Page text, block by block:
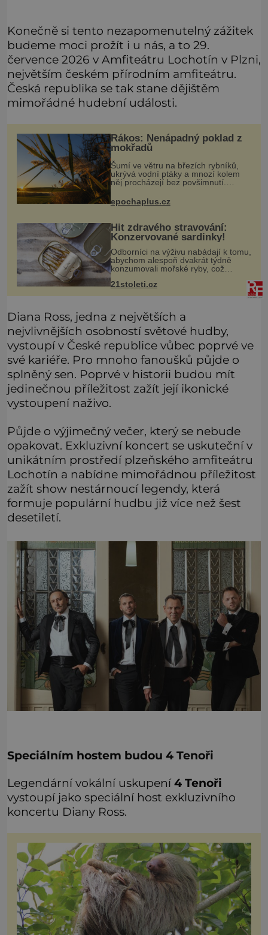
Konečně si tento nezapomenutelný zážitek
budeme moci prožít i u nás, a to 29.
července 2026 v Amfiteátru Lochotín v Plzni,
největším českém přírodním amfiteátru.
Česká republika se tak stane dějištěm
mimořádné hudební události.
Rákos: Nenápadný poklad z
mokřadů
Šumí ve větru na březích rybníků,
ukrývá vodní ptáky a mnozí kolem
něj procházejí bez povšimnutí.
Přesto právě rákos pomáhal stavět
domy, vyrábět lodě, zapisovat první
texty a inspiroval řadu pověstí.
epochaplus.cz
Hit zdravého stravování:
Konzervované sardinky!
Odborníci na výživu nabádají k tomu,
abychom alespoň dvakrát týdně
konzumovali mořské ryby, což
ovšem může být zatěžující pro
peněženku. Dobrou zprávou je, že
21stoleti.cz
Diana Ross, jedna z největších a
nejvlivnějších osobností světové hudby,
vystoupí v České republice vůbec poprvé ve
své kariéře. Pro mnoho fanoušků půjde o
splněný sen. Poprvé v historii budou mít
jedinečnou příležitost zažít její ikonické
vystoupení naživo.
Půjde o výjimečný večer, který se nebude
opakovat. Exkluzivní koncert se uskuteční v
unikátním prostředí plzeňského amfiteátru
Lochotín a nabídne mimořádnou příležitost
zažít show nestárnoucí legendy, která
formuje populární hudbu již více než šest
desetiletí.
Speciálním hostem budou 4 Tenoři
Legendární vokální uskupení4 Tenoři
vystoupí jako speciální host exkluzivního
koncertu Diany Ross.